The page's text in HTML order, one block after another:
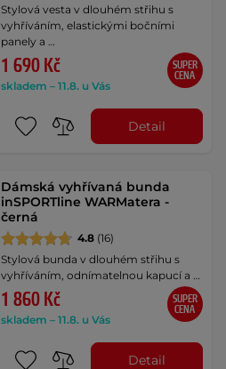
Stylová vesta v dlouhém střihu s
vyhříváním, elastickými bočními
panely a …
1 690 Kč
skladem – 11.8. u Vás
SUPER
CENA
Detail
Dámská vyhřívaná bunda
inSPORTline WARMatera -
černá
4.8 (16)
Stylová bunda v dlouhém střihu s
vyhříváním, odnímatelnou kapucí a …
1 860 Kč
skladem – 11.8. u Vás
SUPER
CENA
Detail